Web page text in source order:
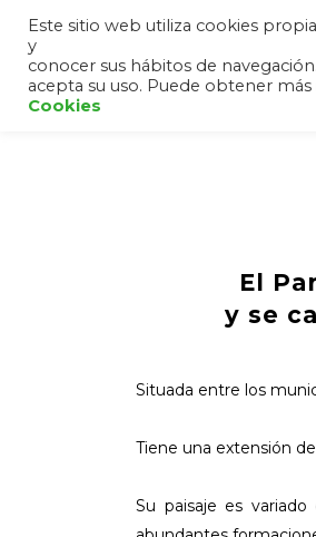
HOME
El
y se
Situada entre los
Tiene una extensión de
Su paisaje es
Este sitio web utiliza cookies
y
conocer sus hábitos de
acepta su uso. Puede obtener
Cookies